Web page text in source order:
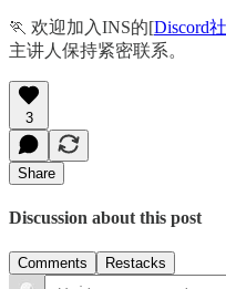
🏃‍ 欢迎加入INS的[Discord
主讲人保持紧密联系。
3
Share
Discussion about this post
Comments Restacks